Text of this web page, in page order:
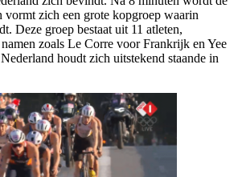
vormt zich een grote kopgroep waarin
Deze groep bestaat uit 11 atleten,
zoals Le Corre voor Frankrijk en Yee
houdt zich uitstekend staande in